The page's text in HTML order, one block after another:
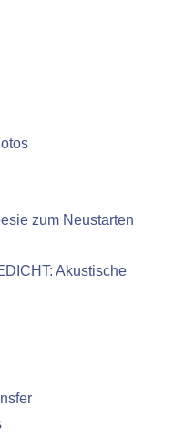
zum Neustarten
Akustische